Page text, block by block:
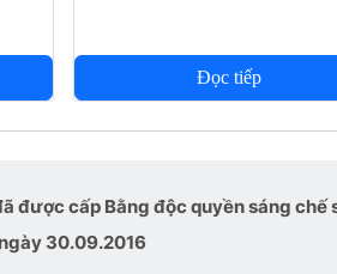
Đọc tiếp
được cấp Bằng độc quyền sáng chế
30.09.2016